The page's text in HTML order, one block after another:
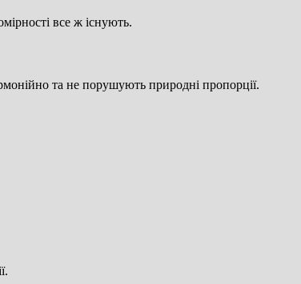
все ж існують.
та не порушують природні пропорції.